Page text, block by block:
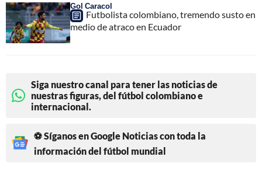
Gol Caracol
Futbolista colombiano, tremendo susto en
medio de atraco en Ecuador
Siga nuestro canal para tener las noticias de
nuestras figuras, del fútbol colombiano e
internacional.
⚽ Síganos en Google Noticias con toda la
información del fútbol mundial